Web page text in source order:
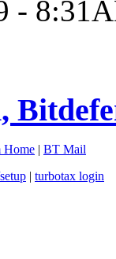
-
Home | BT Mail
| turbotax login